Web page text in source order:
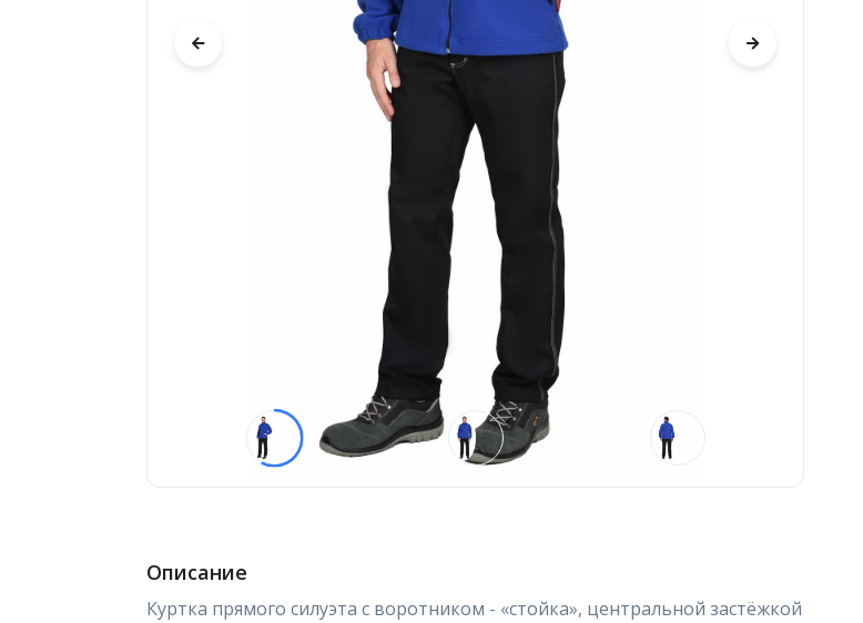
Описание
Куртка прямого силуэта с воротником - «стойка», центральной застёжкой